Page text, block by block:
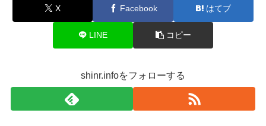
X Facebook はてブ
LINE コピー
shinr.infoをフォローする